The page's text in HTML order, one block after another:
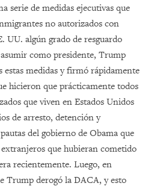
serie de medidas ejecutivas que
no autorizados con
UU. algún grado de resguardo
como presidente, Trump
estas medidas y firmó rápidamente
hicieron que prácticamente todos
que viven en Estados Unidos
de arresto, detención y
del gobierno de Obama que
que hubieran cometido
recientemente. Luego, en
Trump derogó la DACA, y esto